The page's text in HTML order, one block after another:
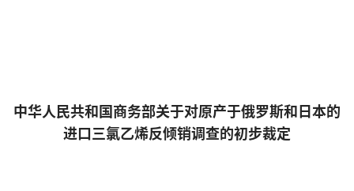
中华人民共和国商务部关于对原产于俄罗斯和日本的
进口三氯乙烯反倾销调查的初步裁定